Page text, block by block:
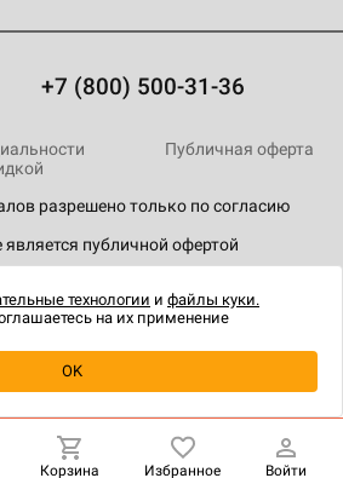
о наличии
+7 (800) 500-31-36
разрешено только по согласию
публичной офертой
Публичная оферта
Корзина Избранное Войти
технологии и файлы куки.
на их применение
OK